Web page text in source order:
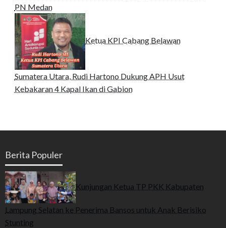
PN Medan
Ketua KPI Cabang Belawan
Sumatera Utara, Rudi Hartono Dukung APH Usut
Kebakaran 4 Kapal Ikan di Gabion
Berita Populer
Kunjungan Ketua TP PKK Kabupaten
Lampung Selatan ke Penerima Bansos untuk Anak Berisiko
Stunting